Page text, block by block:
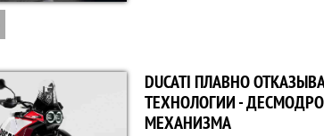
DUCATI ПЛАВНО
ТЕХНОЛОГИИ -
МЕХАНИЗМА